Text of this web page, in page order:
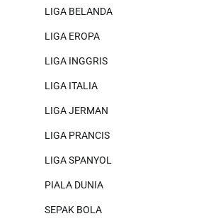
LIGA BELANDA
LIGA EROPA
LIGA INGGRIS
LIGA ITALIA
LIGA JERMAN
LIGA PRANCIS
LIGA SPANYOL
PIALA DUNIA
SEPAK BOLA